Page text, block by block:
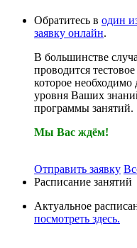
Обратитесь в один
заявку онлайн.
В большинстве
проводится тестовое
которое необходимо
уровня Ваших
программы занятий.
Мы Вас ждём!
Отправить заявку
Расписание занятий
Актуальное
посмотреть здесь.